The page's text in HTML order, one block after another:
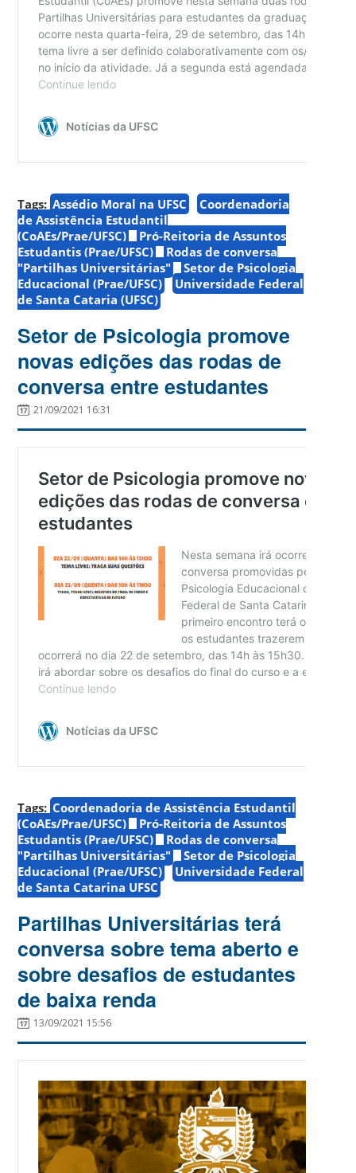
Tags: Assédio Moral na UFSC
Coordenadoria
de Assistência Estudantil
(CoAEs/Prae/UFSC)
Pró-Reitoria de Assuntos
Estudantis (Prae/UFSC)
Rodas de conversa
"Partilhas Universitárias"
Setor de Psicologia
Educacional (Prae/UFSC)
Universidade Federal
de Santa Cataria (UFSC)
Setor de Psicologia promove
novas edições das rodas de
conversa entre estudantes
21/09/2021 16:31
Tags: Coordenadoria de Assistência Estudantil
(CoAEs/Prae/UFSC)
Pró-Reitoria de Assuntos
Estudantis (Prae/UFSC)
Rodas de conversa
"Partilhas Universitárias"
Setor de Psicologia
Educacional (Prae/UFSC)
Universidade Federal
de Santa Catarina UFSC
Partilhas Universitárias terá
conversa sobre tema aberto e
sobre desafios de estudantes
de baixa renda
13/09/2021 15:56